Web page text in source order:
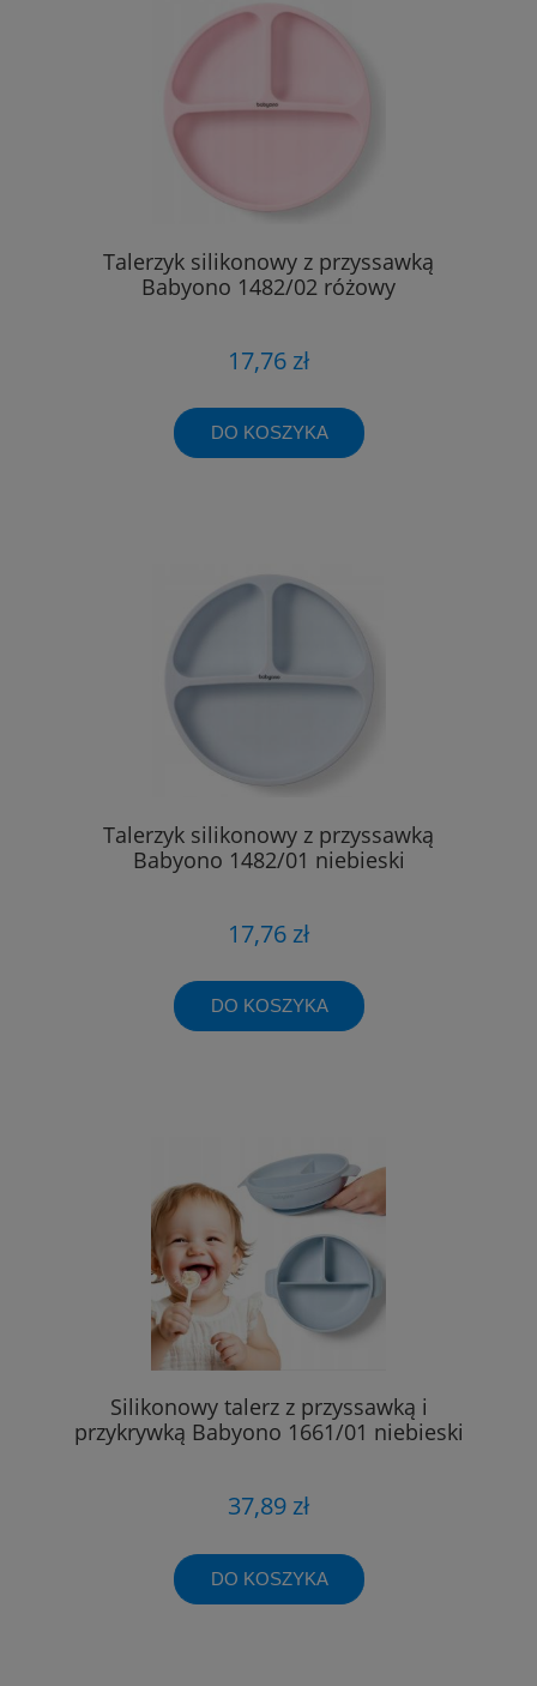
Talerzyk silikonowy z przyssawką
Babyono 1482/02 różowy
17,76 zł
DO KOSZYKA
Talerzyk silikonowy z przyssawką
Babyono 1482/01 niebieski
17,76 zł
DO KOSZYKA
Silikonowy talerz z przyssawką i
przykrywką Babyono 1661/01 niebieski
37,89 zł
DO KOSZYKA